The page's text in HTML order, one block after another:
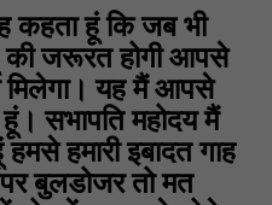
कहता हूं कि जब भी
जरूरत होगी आपसे
यह मैं आपसे
सभापति महोदय मैं
हमारी इबादत गाह
बुलडोजर तो मत